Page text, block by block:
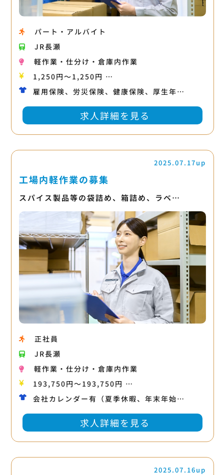
パート・アルバイト
JR長瀬
軽作業・仕分け・倉庫内作業
1,250円〜1,250円 …
雇用保険、労災保険、健康保険、厚生年…
求人詳細を見る
2025.07.17up
工場内軽作業の募集
スパイス製品等の袋詰め、箱詰め、ラベ…
正社員
JR長瀬
軽作業・仕分け・倉庫内作業
193,750円〜193,750円 …
会社カレンダー有（夏季休暇、年末年始…
求人詳細を見る
2025.07.16up